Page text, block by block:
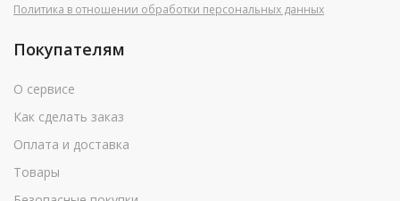
Политика в отношении обработки персональных данных
Покупателям
О сервисе
Как сделать заказ
Оплата и доставка
Товары